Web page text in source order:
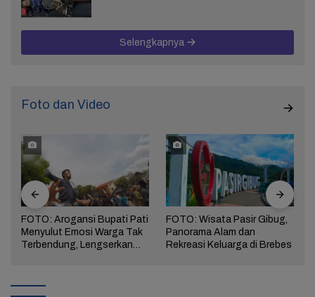
Selengkapnya
Foto dan Video
FOTO: Arogansi Bupati Pati
Menyulut Emosi Warga Tak
Terbendung, Lengserkan
FOTO: Wisata Pasir Gibug,
Panorama Alam dan
Rekreasi Keluarga di Brebes